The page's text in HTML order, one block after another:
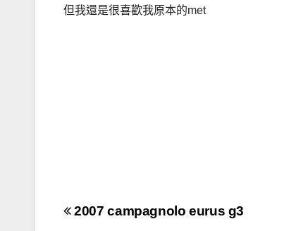
但我還是很喜歡我原本的met
文
2007 campagnolo eurus g3